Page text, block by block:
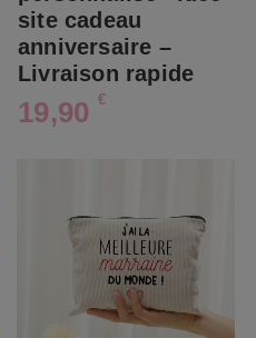
site cadeau
anniversaire –
Livraison rapide
19,90 €